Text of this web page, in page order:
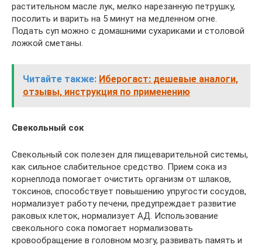
растительном масле лук, мелко нарезанную петрушку,
посолить и варить на 5 минут на медленном огне.
Подать суп можно с домашними сухариками и столовой
ложкой сметаны.
Читайте также: Иберогаст: дешевые аналоги,
отзывы, инструкция по применению
Свекольный сок
Свекольный сок полезен для пищеварительной системы,
как сильное слабительное средство. Прием сока из
корнеплода помогает очистить организм от шлаков,
токсинов, способствует повышению упругости сосудов,
нормализует работу печени, предупреждает развитие
раковых клеток, нормализует АД. Использование
свекольного сока помогает нормализовать
кровообращение в головном мозгу, развивать память и